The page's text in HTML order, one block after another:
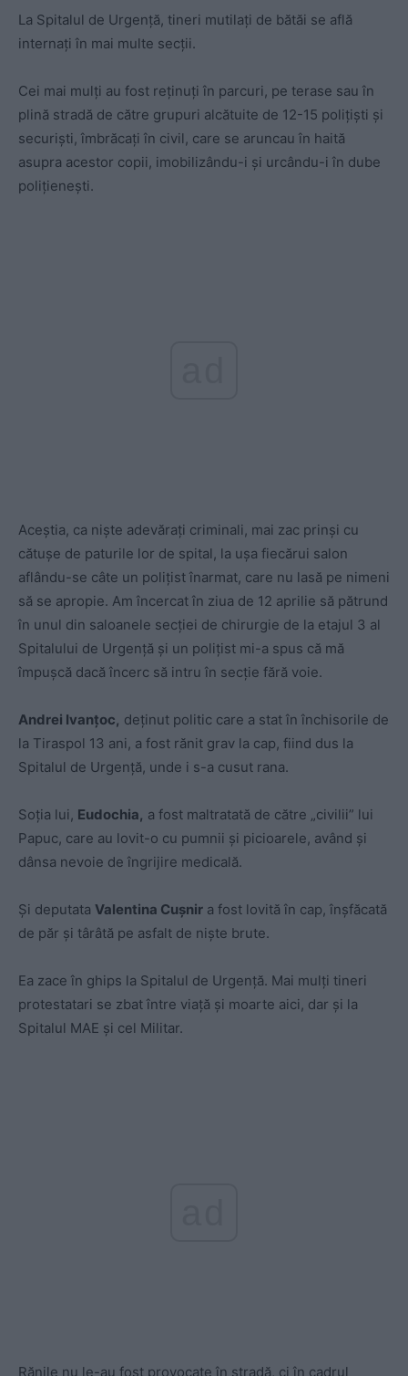
La Spitalul de Urgenţă, tineri mutilaţi de bătăi se află
internaţi în mai multe secţii.
Cei mai mulţi au fost reţinuţi în parcuri, pe terase sau în
plină stradă de către grupuri alcătuite de 12-15 poliţişti şi
securişti, îmbrăcaţi în civil, care se aruncau în haită
asupra acestor copii, imobilizându-i şi urcându-i în dube
poliţieneşti.
Aceştia, ca nişte adevăraţi criminali, mai zac prinşi cu
cătuşe de paturile lor de spital, la uşa fiecărui salon
aflându-se câte un poliţist înarmat, care nu lasă pe nimeni
să se apropie. Am încercat în ziua de 12 aprilie să pătrund
în unul din saloanele secţiei de chirurgie de la etajul 3 al
Spitalului de Urgenţă şi un poliţist mi-a spus că mă
împuşcă dacă încerc să intru în secţie fără voie.
Andrei Ivanţoc, deţinut politic care a stat în închisorile de
la Tiraspol 13 ani, a fost rănit grav la cap, fiind dus la
Spitalul de Urgenţă, unde i s-a cusut rana.
Soţia lui, Eudochia, a fost maltratată de către „civilii” lui
Papuc, care au lovit-o cu pumnii şi picioarele, având şi
dânsa nevoie de îngrijire medicală.
Şi deputata Valentina Cuşnir a fost lovită în cap, înşfăcată
de păr şi târâtă pe asfalt de nişte brute.
Ea zace în ghips la Spitalul de Urgenţă. Mai mulţi tineri
protestatari se zbat între viaţă şi moarte aici, dar şi la
Spitalul MAE şi cel Militar.
Rănile nu le-au fost provocate în stradă, ci în cadrul